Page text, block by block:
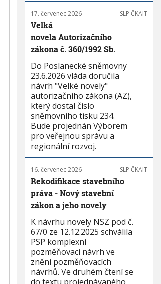
17. červenec 2026 SLP ČKAIT
Velká
novela Autorizačního
zákona č. 360/1992 Sb.
Do Poslanecké sněmovny
23.6.2026 vláda doručila
návrh "Velké novely"
autorizačního zákona (AZ),
který dostal číslo
sněmovního tisku 234.
Bude projednán Výborem
pro veřejnou správu a
regionální rozvoj.
16. červenec 2026 SLP ČKAIT
Rekodifikace stavebního
práva - Nový stavební
zákon a jeho novely
K návrhu novely NSZ pod č.
67/0 ze 12.12.2025 schválila
PSP komplexní
pozměňovací návrh ve
znění pozměňovacích
návrhů. Ve druhém čtení se